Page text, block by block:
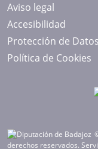
Aviso legal
Accesibilidad
Protección de Datos
Política de Cookies
derechos reservados.